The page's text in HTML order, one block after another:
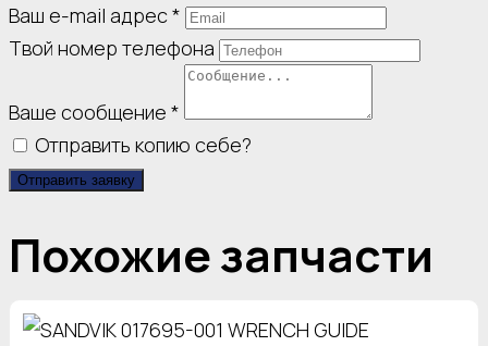
Ваш e-mail адрес*
Твой номер телефона
Ваше сообщение *
Отправить копию себе?
Отправить заявку
Похожие запчасти